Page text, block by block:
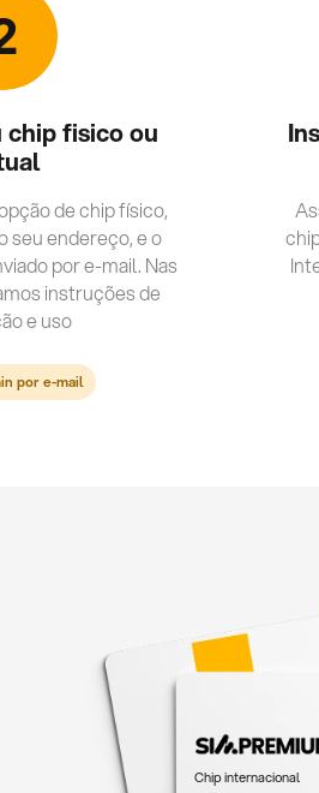
chip fisico ou
de chip físico,
seu endereço, e o
por e-mail. Nas
instruções de
e uso
por e-mail
Chip internacional